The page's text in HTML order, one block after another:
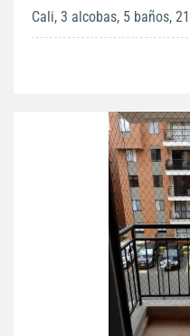
Cali, 3 alcobas, 5 baños,